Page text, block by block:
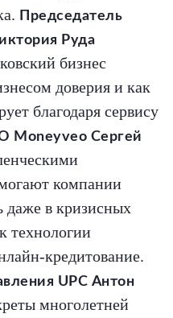
Председатель
Руда
бизнес
доверия и как
благодаря сервису
Moneyveo Сергей
компании
даже в кризисных
технологии
кредитование.
UPC Антон
многолетней